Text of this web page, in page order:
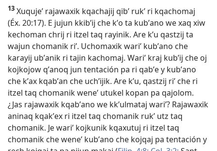
13 Xuqujeʼ rajawaxik kqachajij qibʼ rukʼ ri kqachomaj
(Éx. 20:17). E jujun kkibʼij che kʼo ta kubʼano we xaq xiw
kechoman chrij ri itzel taq rayinik. Are kʼu qastzij ta
wajun chomanik riʼ. Uchomaxik wariʼ kubʼano che
karayij ubʼanik ri tajin kachomaj. Wariʼ kraj kubʼij che oj
kojkojow qʼanoq jun tentación pa ri qabʼe y kubʼano
che kʼax kqabʼan che uchʼijik. Are kʼu, qastzij riʼ che ri
itzel taq chomanik weneʼ utukel kopan pa qajolom.
¿Jas rajawaxik kqabʼano we kkʼulmataj wariʼ? Rajawaxik
aninaq kqakʼex ri itzel taq chomanik rukʼ utz taq
chomanik. Je wariʼ kojkunik kqaxutuj ri itzel taq
chomanik che weneʼ kubʼano che kojqaj pa tentación y